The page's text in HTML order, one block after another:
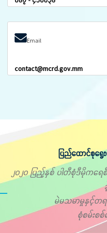
Email
contact@mcrd.gov.mm
ပြည်ထောင်စုရွ
၂၀၂၀ ပြည့်နှစ် ပါတီစုံဒီမိုကရ
မဲမသမာမှုနှင့်တရာ
စုံစမ်းစ